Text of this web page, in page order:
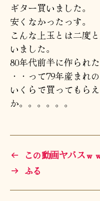
の
ギター買いました。
安くなかったっす。
こんな上玉とは二度
いました。
80年代前半に作られ
・・って79年産まれ
いくらで買ってもら
か。。。。。。
← この動画ヤバスｗ
→ ふる